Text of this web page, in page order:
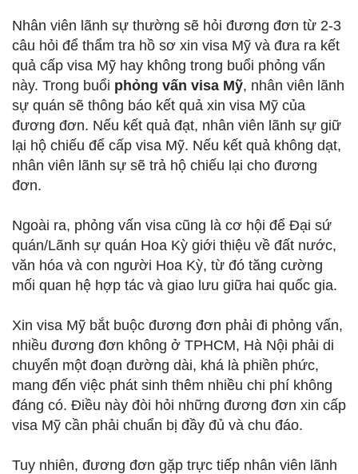
Nhân viên lãnh sự thường sẽ hỏi đương đơn từ 2-3
câu hỏi để thẩm tra hồ sơ xin visa Mỹ và đưa ra kết
quả cấp visa Mỹ hay không trong buổi phỏng vấn
này. Trong buổi phỏng vấn visa Mỹ, nhân viên lãnh
sự quán sẽ thông báo kết quả xin visa Mỹ của
đương đơn. Nếu kết quả đạt, nhân viên lãnh sự giữ
lại hộ chiếu để cấp visa Mỹ. Nếu kết quả không dạt,
nhân viên lãnh sự sẽ trả hộ chiếu lại cho đương
đơn.
Ngoài ra, phỏng vấn visa cũng là cơ hội để Đại sứ
quán/Lãnh sự quán Hoa Kỳ giới thiệu về đất nước,
văn hóa và con người Hoa Kỳ, từ đó tăng cường
mối quan hệ hợp tác và giao lưu giữa hai quốc gia.
Xin visa Mỹ bắt buộc đương đơn phải đi phỏng vấn,
nhiều đương đơn không ở TPHCM, Hà Nội phải di
chuyển một đoạn đường dài, khá là phiền phức,
mang đến việc phát sinh thêm nhiều chi phí không
đáng có. Điều này đòi hỏi những đương đơn xin cấp
visa Mỹ cần phải chuẩn bị đầy đủ và chu đáo.
Tuy nhiên, đương đơn gặp trực tiếp nhân viên lãnh